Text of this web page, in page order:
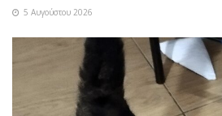
5 Αυγούστου 2026